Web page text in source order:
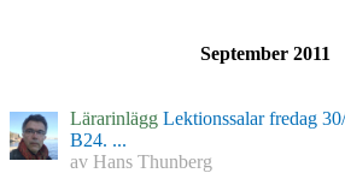
September 2011
Lärarinlägg Lektionssalar fredag
B24. ...
av Hans Thunberg